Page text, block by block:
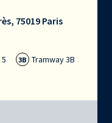
75019 Paris
3B Tramway 3B